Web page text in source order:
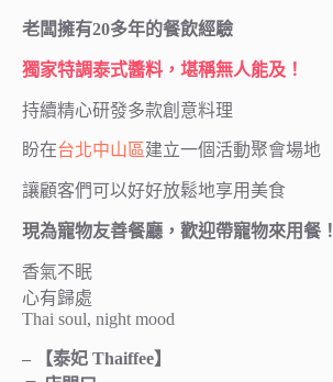
老闆擁有20多年的餐飲經驗
獨家特調泰式醬料，堪稱無人能及！
持續精心研發多款創意料理
盼在台北中山區建立一個活動聚會場地
讓顧客們可以好好放鬆地享用美食
現為寵物友善餐廳，歡迎帶寵物來用餐！
香氣不眠
心有歸處
Thai soul, night mood
– 【泰妃 Thaiffee】